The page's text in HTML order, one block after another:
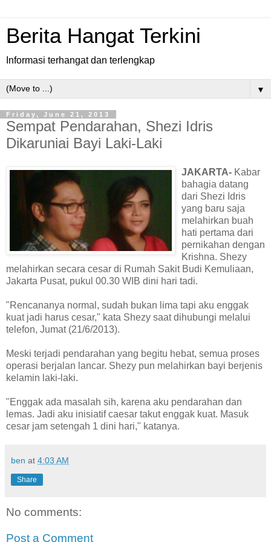
Berita Hangat Terkini
Informasi terhangat dan terlengkap
▼
Friday, June 21, 2013
Sempat Pendarahan, Shezi Idris
Dikaruniai Bayi Laki-Laki
JAKARTA- Kabar
bahagia datang
dari Shezi Idris
yang baru saja
melahirkan buah
hati pertama dari
pernikahan dengan
Krishna. Shezy
melahirkan secara cesar di Rumah Sakit Budi Kemuliaan,
Jakarta Pusat, pukul 00.30 WIB dini hari tadi.
"Rencananya normal, sudah bukan lima tapi aku enggak
kuat jadi harus cesar," kata Shezy saat dihubungi melalui
telefon, Jumat (21/6/2013).
Meski terjadi pendarahan yang begitu hebat, semua proses
operasi berjalan lancar. Shezy pun melahirkan bayi berjenis
kelamin laki-laki.
"Enggak ada masalah sih, karena aku pendarahan dan
lemas. Jadi aku inisiatif caesar takut enggak kuat. Masuk
cesar jam setengah 1 dini hari," katanya.
ben at 4:03 AM
Share
No comments:
Post a Comment